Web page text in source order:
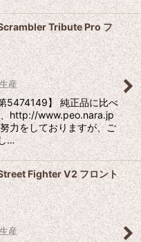
Tribute Pro フ
産
5474149】 純正品に比べ
、http://www.peo.nara.jp
力をしておりますが、ご
…
Fighter V2 フロント
産